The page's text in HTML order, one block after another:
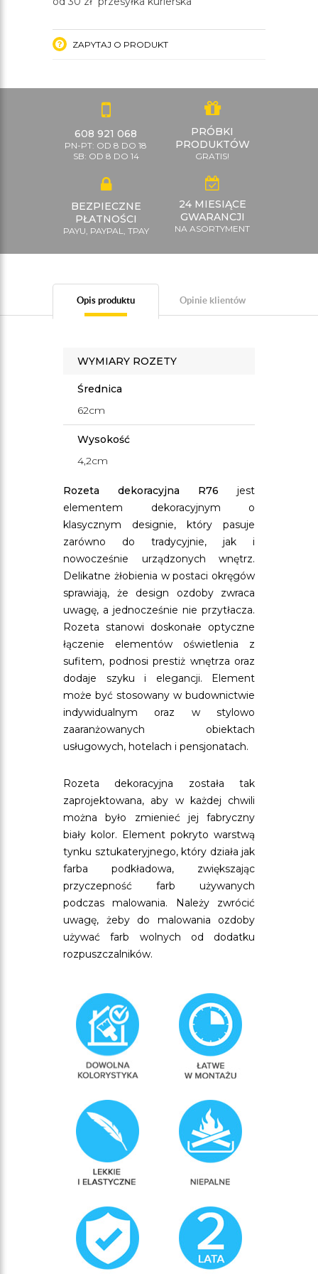
ZAPYTAJ O PRODUKT
608 921 068
PN-PT: OD 8 DO 18
SB: OD 8 DO 14
PRÓBKI
PRODUKTÓW
GRATIS!
BEZPIECZNE
PŁATNOŚCI
PAYU, PAYPAL, TPAY
24 MIESIĄCE
GWARANCJI
NA ASORTYMENT
Opis produktu Opinie klientów
WYMIARY ROZETY
Średnica
62cm
Wysokość
4,2cm
Rozeta dekoracyjna R76 jest
elementem dekoracyjnym o
klasycznym designie, który pasuje
zarówno do tradycyjnie, jak i
nowocześnie urządzonych wnętrz.
Delikatne żłobienia w postaci okręgów
sprawiają, że design ozdoby zwraca
uwagę, a jednocześnie nie przytłacza.
Rozeta stanowi doskonałe optyczne
łączenie elementów oświetlenia z
sufitem, podnosi prestiż wnętrza oraz
dodaje szyku i elegancji. Element
może być stosowany w budownictwie
indywidualnym oraz w stylowo
zaaranżowanych obiektach
usługowych, hotelach i pensjonatach.
Rozeta dekoracyjna została tak
zaprojektowana, aby w każdej chwili
można było zmienieć jej fabryczny
biały kolor. Element pokryto warstwą
tynku sztukateryjnego, który działa jak
farba podkładowa, zwiększając
przyczepność farb używanych
podczas malowania. Należy zwrócić
uwagę, żeby do malowania ozdoby
używać farb wolnych od dodatku
rozpuszczalników.